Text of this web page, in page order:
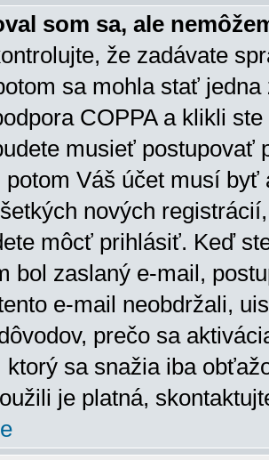
som sa, ale
že zadávate
sa mohla stať
COPPA a klikli
musieť postupovať
potom Váš účet musí
nových
môcť prihlásiť. Keď
bol zaslaný e-mail,
e-mail neobdržali,
prečo sa
ktorý sa snažia iba
je platná,